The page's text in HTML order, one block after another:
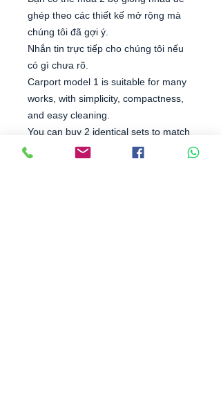
ghép theo các thiết kế mở rộng mà
chúng tôi đã gợi ý.
Nhắn tin trực tiếp cho chúng tôi nếu
có gì chưa rõ.
Carport model 1 is suitable for many
works, with simplicity, compactness,
and easy cleaning.
You can buy 2 identical sets to match
the expansion designs we have